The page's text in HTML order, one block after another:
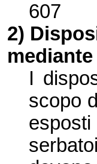
607
2)
I
scopo